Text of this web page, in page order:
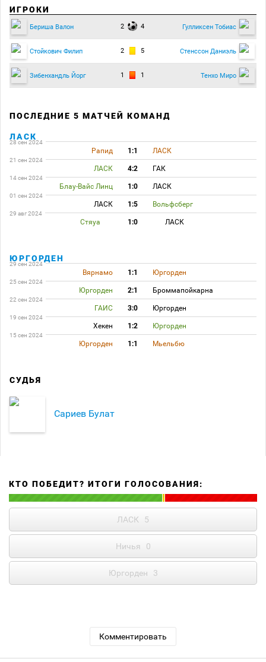
ИГРОКИ
Бериша Валон 2 4 Гулликсен Тобиас
Стойкович Филип 2 5 Стенссон Даниэль
Зибенхандль Йорг 1 1 Тенхо Миро
ПОСЛЕДНИЕ 5 МАТЧЕЙ КОМАНД
ЛАСК
28 сен 2024
Рапид 1:1 ЛАСК
21 сен 2024
ЛАСК 4:2 ГАК
14 сен 2024
Блау-Вайс Линц 1:0 ЛАСК
01 сен 2024
ЛАСК 1:5 Вольфсберг
29 авг 2024
Стяуа 1:0 ЛАСК
ЮРГОРДЕН
29 сен 2024
Вярнамо 1:1 Юргорден
25 сен 2024
Юргорден 2:1 Броммапойкарна
22 сен 2024
ГАИС 3:0 Юргорден
19 сен 2024
Хекен 1:2 Юргорден
15 сен 2024
Юргорден 1:1 Мьельбю
СУДЬЯ
Сариев Булат
КТО ПОБЕДИТ? ИТОГИ ГОЛОСОВАНИЯ:
ЛАСК 5
Ничья 0
Юргорден 3
Комментировать